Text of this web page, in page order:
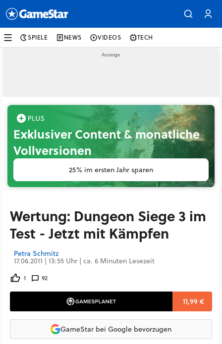
SPIELE NEWS VIDEOS TECH
Exklusiver Content & monatliche
Vollversionen
25% im ersten Jahr sparen
Wertung: Dungeon Siege 3 im
Test - Jetzt mit Kämpfen
Petra Schmitz
17.06.2011 | 13:55 Uhr | ca. 6 Minuten Lesezeit
1 92
11,99 €
GameStar bei Google bevorzugen